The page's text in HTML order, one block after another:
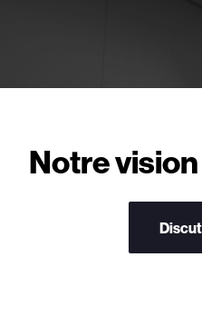
Notre vision
Discut